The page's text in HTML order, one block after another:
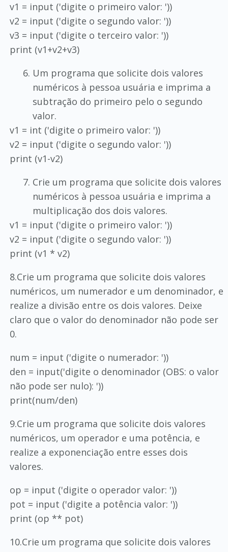
v1 = input ('digite o primeiro valor: '))
v2 = input ('digite o segundo valor: '))
v3 = input ('digite o terceiro valor: '))
print (v1+v2+v3)
Um programa que solicite dois valores
numéricos à pessoa usuária e imprima a
subtração do primeiro pelo o segundo
valor.
v1 = int ('digite o primeiro valor: '))
v2 = input ('digite o segundo valor: '))
print (v1-v2)
Crie um programa que solicite dois valores
numéricos à pessoa usuária e imprima a
multiplicação dos dois valores.
v1 = input ('digite o primeiro valor: '))
v2 = input ('digite o segundo valor: '))
print (v1 * v2)
8.Crie um programa que solicite dois valores
numéricos, um numerador e um denominador, e
realize a divisão entre os dois valores. Deixe
claro que o valor do denominador não pode ser
0.
num = input ('digite o numerador: '))
den = input('digite o denominador (OBS: o valor
não pode ser nulo): '))
print(num/den)
9.Crie um programa que solicite dois valores
numéricos, um operador e uma potência, e
realize a exponenciação entre esses dois
valores.
op = input ('digite o operador valor: '))
pot = input ('digite a potência valor: '))
print (op ** pot)
10.Crie um programa que solicite dois valores